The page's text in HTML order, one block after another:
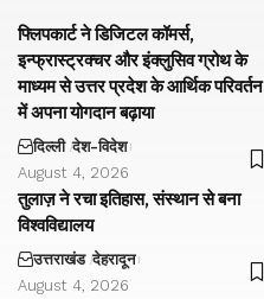
फ्लिपकार्ट ने डिजिटल कॉमर्स,
इन्फ्रास्ट्रक्चर और इंक्लुसिव ग्रोथ के
माध्यम से उत्तर प्रदेश के आर्थिक परिवर्तन
में अपना योगदान बढ़ाया
दिल्ली देश-विदेश
August 4, 2026
तुलाज़ ने रचा इतिहास, संस्थान से बना
विश्वविद्यालय
उत्तराखंड देहरादून
August 4, 2026